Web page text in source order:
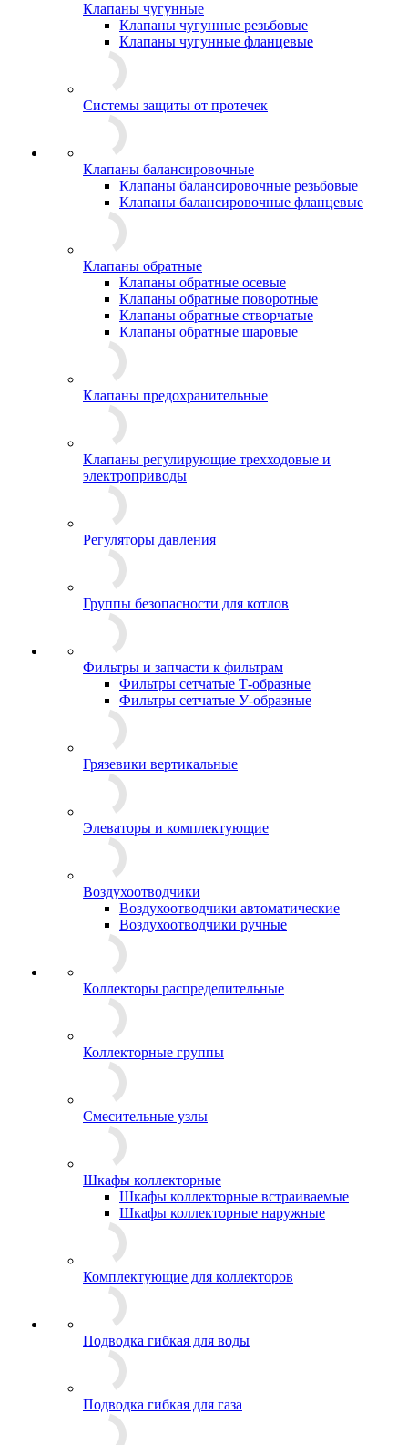
Клапаны чугунные
Клапаны чугунные резьбовые
Клапаны чугунные фланцевые
Системы защиты от протечек
Клапаны балансировочные
Клапаны балансировочные резьбовые
Клапаны балансировочные фланцевые
Клапаны обратные
Клапаны обратные осевые
Клапаны обратные поворотные
Клапаны обратные створчатые
Клапаны обратные шаровые
Клапаны предохранительные
Клапаны регулирующие трехходовые и
электроприводы
Регуляторы давления
Группы безопасности для котлов
Фильтры и запчасти к фильтрам
Фильтры сетчатые Т-образные
Фильтры сетчатые У-образные
Грязевики вертикальные
Элеваторы и комплектующие
Воздухоотводчики
Воздухоотводчики автоматические
Воздухоотводчики ручные
Коллекторы распределительные
Коллекторные группы
Смесительные узлы
Шкафы коллекторные
Шкафы коллекторные встраиваемые
Шкафы коллекторные наружные
Комплектующие для коллекторов
Подводка гибкая для воды
Подводка гибкая для газа